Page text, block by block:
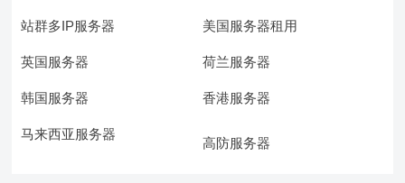
站群多IP服务器 美国服务器租用
英国服务器 荷兰服务器
韩国服务器 香港服务器
马来西亚服务器
高防服务器